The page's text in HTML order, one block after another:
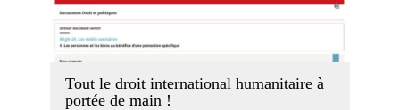
Tout le droit international humanitaire à
portée de main !